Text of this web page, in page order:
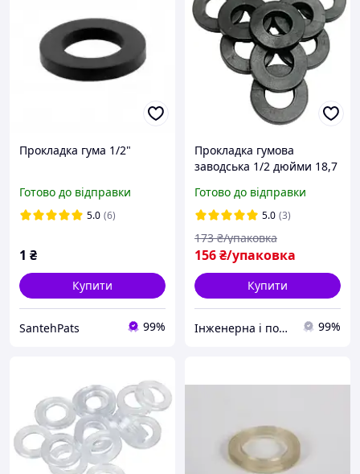
Прокладка гума 1/2"
Готово до відправки
5.0 (6)
1 ₴
Купити
SantehPats 99%
Прокладка гумова
заводська 1/2 дюйми 18,7
100 штук
Готово до відправки
5.0 (3)
156₴/упаковка
173 ₴/упаковка
Купити
Інженерна і побутова сантехніка компанії PARTNЁR 99%